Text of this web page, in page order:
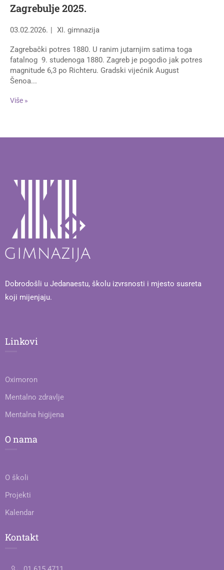
Zagrebulje 2025.
03.02.2026. XI. gimnazija
Zagrebački potres 1880. U ranim jutarnjim satima toga
fatalnog 9. studenoga 1880. Zagreb je pogodio jak potres
magnitude 6,3 po Richteru. Gradski vijećnik August
Šenoa...
Više »
Dobrodošli u Jedanaestu, školu izvrsnosti i mjesto susreta
koji mijenjaju.
Linkovi
Oximoron
Mentalno zdravlje
Mentalna higijena
O nama
O školi
Projekti
Kalendar
Kontakt